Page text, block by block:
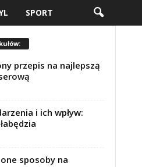
SPORT
przepis na najlepszą
i ich wpływ:
sposoby na